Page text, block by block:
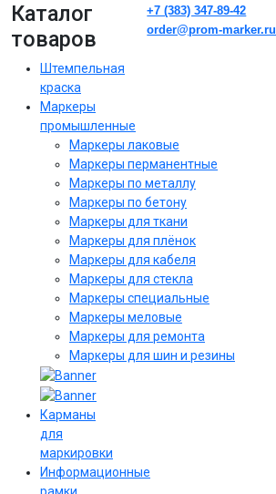
Каталог
товаров
Штемпельная
краска
Маркеры
промышленные
Маркеры лаковые
Маркеры перманентные
Маркеры по металлу
Маркеры по бетону
Маркеры для ткани
Маркеры для плёнок
Маркеры для кабеля
Маркеры для стекла
Маркеры специальные
Маркеры меловые
Маркеры для ремонта
Маркеры для шин и резины
Карманы
для
маркировки
Информационные
рамки
+7 (383) 347-89-42
order@prom-marker.ru